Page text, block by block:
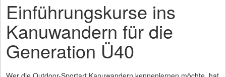
Einführungskurse ins
Kanuwandern für die
Generation Ü40